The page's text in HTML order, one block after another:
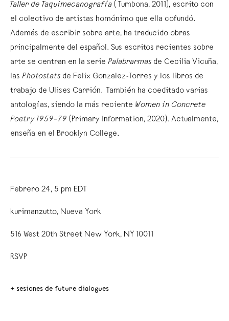
Taller de Taquimecanografía (Tumbona, 2011), escrito con
el colectivo de artistas homónimo que ella cofundó.
Además de escribir sobre arte, ha traducido obras
principalmente del español. Sus escritos recientes sobre
arte se centran en la serie Palabrarmas de Cecilia Vicuña,
las Photostats de Felix Gonzalez-Torres y los libros de
trabajo de Ulises Carrión. También ha coeditado varias
antologías, siendo la más reciente Women in Concrete
Poetry 1959–79 (Primary Information, 2020). Actualmente,
enseña en el Brooklyn College.
Febrero 24, 5 pm EDT
kurimanzutto, Nueva York
516 West 20th Street New York, NY 10011
RSVP
+ sesiones de future dialogues